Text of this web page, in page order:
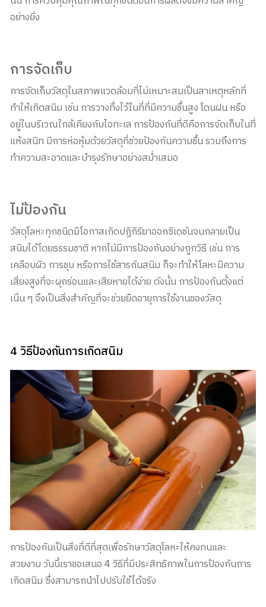
อย่างยิ่ง
การจัดเก็บ
การจัดเก็บวัสดุในสภาพแวดล้อมที่ไม่เหมาะสมเป็นสาเหตุหลักที่
ทำให้เกิดสนิม เช่น การวางทิ้งไว้ในที่ที่มีความชื้นสูง โดนฝน หรือ
อยู่ในบริเวณใกล้เคียงกับไอทะเล การป้องกันที่ดีคือการจัดเก็บในที่
แห้งสนิท มีการห่อหุ้มด้วยวัสดุที่ช่วยป้องกันความชื้น รวมถึงการ
ทำความสะอาดและบำรุงรักษาอย่างสม่ำเสมอ
ไม่ป้องกัน
วัสดุโลหะทุกชนิดมีโอกาสเกิดปฏิกิริยาออกซิเดชันจนกลายเป็น
สนิมได้โดยธรรมชาติ หากไม่มีการป้องกันอย่างถูกวิธี เช่น การ
เคลือบผิว การชุบ หรือการใช้สารกันสนิม ก็จะทำให้โลหะมีความ
เสี่ยงสูงที่จะผุกร่อนและเสียหายได้ง่าย ดังนั้น การป้องกันตั้งแต่
เนิ่น ๆ จึงเป็นสิ่งสำคัญที่จะช่วยยืดอายุการใช้งานของวัสดุ
4 วิธีป้องกันการเกิดสนิม
การป้องกันเป็นสิ่งที่ดีที่สุดเพื่อรักษาวัสดุโลหะให้คงทนและ
สวยงาม วันนี้เราขอเสนอ 4 วิธีที่มีประสิทธิภาพในการป้องกันการ
เกิดสนิม ซึ่งสามารถนำไปปรับใช้ได้จริง